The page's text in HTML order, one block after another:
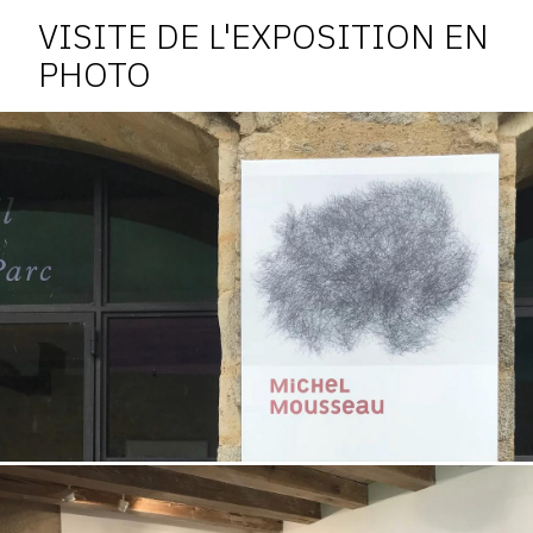
l'exposition
VISITE DE L'EXPOSITION EN
PHOTO